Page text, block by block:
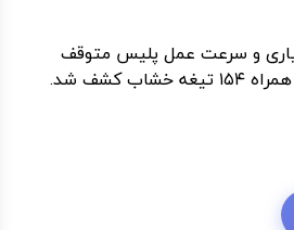
و سرعت عمل پلیس متوقف